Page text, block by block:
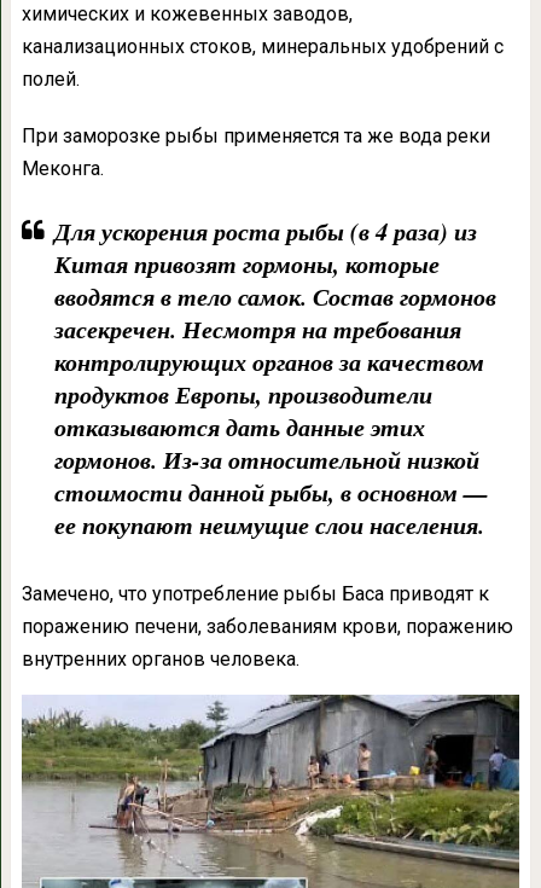
химических и кожевенных заводов,
канализационных стоков, минеральных удобрений с
полей.
При заморозке рыбы применяется та же вода реки
Меконга.
Для ускорения роста рыбы (в 4 раза) из
Китая привозят гормоны, которые
вводятся в тело самок. Состав гормонов
засекречен. Несмотря на требования
контролирующих органов за качеством
продуктов Европы, производители
отказываются дать данные этих
гормонов. Из-за относительной низкой
стоимости данной рыбы, в основном —
ее покупают неимущие слои населения.
Замечено, что употребление рыбы Баса приводят к
поражению печени, заболеваниям крови, поражению
внутренних органов человека.